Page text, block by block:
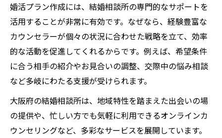
婚活プラン作成には、結婚相談所の専門的なサポートを
活用することが非常に有効です。なぜなら、経験豊富な
カウンセラーが個々の状況に合わせた戦略を立て、効率
的な活動を促進してくれるからです。例えば、希望条件
に合う相手の紹介やお見合いの調整、交際中の悩み相談
など多岐にわたる支援が受けられます。
大阪府の結婚相談所は、地域特性を踏まえた出会いの場
の提供や、忙しい方でも気軽に利用できるオンラインカ
ウンセリングなど、多彩なサービスを展開しています。